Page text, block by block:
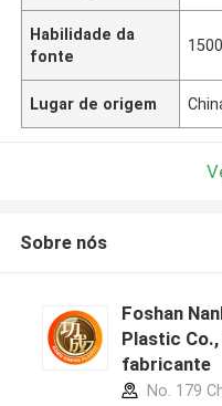
Habilidade da
fonte
Lugar de origem
Sobre nós
Foshan
Plastic
fabricante
No. 179